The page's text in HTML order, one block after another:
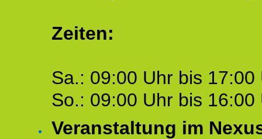
Zeiten:
Sa.: 09:00 Uhr bis 17:00
So.: 09:00 Uhr bis 16:00
Veranstaltung im